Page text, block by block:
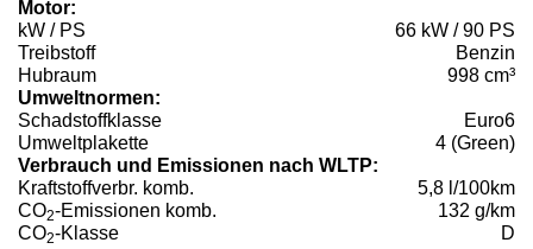
Motor:
kW / PS
66 kW / 90 PS
Treibstoff
Benzin
Hubraum
998 cm³
Umweltnormen:
Schadstoffklasse
Euro6
Umweltplakette
4 (Green)
Verbrauch und Emissionen nach WLTP:
Kraftstoffverbr. komb.
5,8 l/100km
CO2-Emissionen komb.
132 g/km
CO2-Klasse D